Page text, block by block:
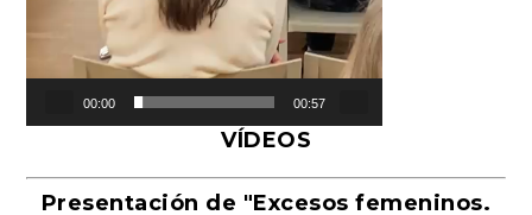
00:00 00:57
VÍDEOS
Presentación de "Excesos femeninos.